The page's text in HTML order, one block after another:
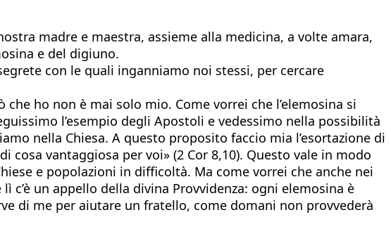
madre e maestra, assieme alla medicina, a volte amara,
e del digiuno.
con le quali inganniamo noi stessi, per cercare
che ho non è mai solo mio. Come vorrei che l’elemosina si
l’esempio degli Apostoli e vedessimo nella possibilità
nella Chiesa. A questo proposito faccio mia l’esortazione di
vantaggiosa per voi» (2 Cor 8,10). Questo vale in modo
e popolazioni in difficoltà. Ma come vorrei che anche nei
un appello della divina Provvidenza: ogni elemosina è
di me per aiutare un fratello, come domani non provvederà